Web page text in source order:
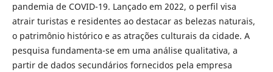
pandemia de COVID-19. Lançado em 2022, o perfil visa
atrair turistas e residentes ao destacar as belezas naturais,
o patrimônio histórico e as atrações culturais da cidade. A
pesquisa fundamenta-se em uma análise qualitativa, a
partir de dados secundários fornecidos pela empresa